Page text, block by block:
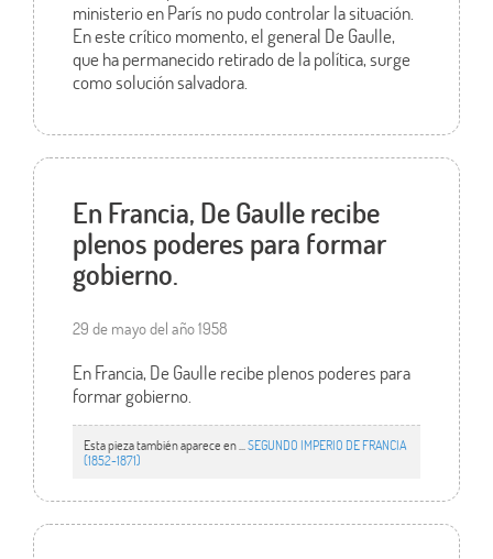
ministerio en París no pudo controlar la situación.
En este crítico momento, el general De Gaulle,
que ha permanecido retirado de la política, surge
como solución salvadora.
En Francia, De Gaulle recibe
plenos poderes para formar
gobierno.
29 de mayo del año 1958
En Francia, De Gaulle recibe plenos poderes para
formar gobierno.
Esta pieza también aparece en ... SEGUNDO IMPERIO DE FRANCIA
(1852-1871)